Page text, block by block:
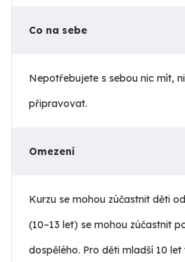
Co na sebe
Nepotřebujete s sebou nic mít,
připravovat.
Omezení
Kurzu se mohou zúčastnit děti
(10–13 let) se mohou zúčastnit
dospělého. Pro děti mladší 10